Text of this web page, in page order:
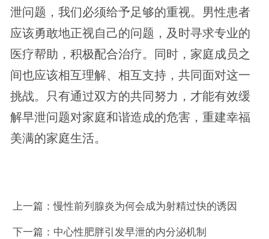
泄问题，我们必须给予足够的重视。男性患者
应该勇敢地正视自己的问题，及时寻求专业的
医疗帮助，积极配合治疗。同时，家庭成员之
间也应该相互理解、相互支持，共同面对这一
挑战。只有通过双方的共同努力，才能有效缓
解早泄问题对家庭和谐造成的危害，重建幸福
美满的家庭生活。
上一篇：慢性前列腺炎为何会成为射精过快的诱因
下一篇： 中心性肥胖引发早泄的内分泌机制